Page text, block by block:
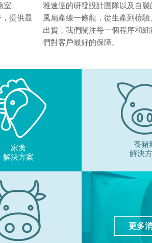
室
提供最
雅速達的研發設計團隊以及自
風扇產線一條龍，從生產到檢
出貨，我們關注每一個程序和
們對客戶最好的保障。
家禽
解決方案
養豬
解決
更多